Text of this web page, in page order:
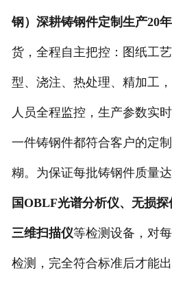
钢）深耕铸钢件定制生产20年
货，全程自主把控：图纸工
型、浇注、热处理、精加工
人员全程监控，生产参数实
一件铸钢件都符合客户的定
糊。为保证每批铸钢件质量
国OBLF光谱分析仪、无损探
三维扫描仪等检测设备，对
检测，完全符合标准后才能出